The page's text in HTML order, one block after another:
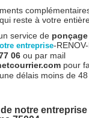
reste à votre
service de
entreprise-
06 ou par mail
pour
délais moins de
notre entreprise